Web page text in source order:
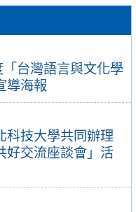
台灣語言與文化學
導海報
科技大學共同辦理
好交流座談會」活